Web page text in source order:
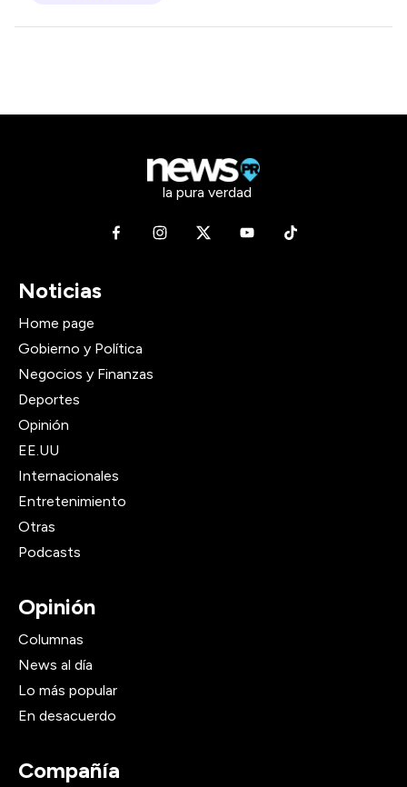
la pura verdad
Noticias
Home page
Gobierno y Política
Negocios y Finanzas
Deportes
Opinión
EE.UU
Internacionales
Entretenimiento
Otras
Podcasts
Opinión
Columnas
News al día
Lo más popular
En desacuerdo
Compañía